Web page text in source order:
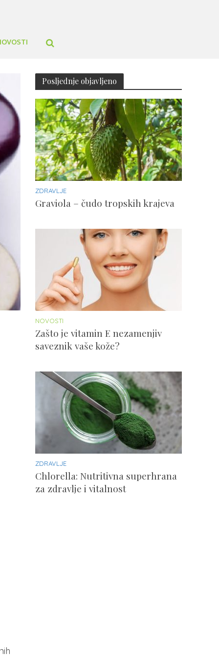
Posljednje objavljeno
ZDRAVLJE
Graviola – čudo tropskih krajeva
NOVOSTI
Zašto je vitamin E nezamenjiv
saveznik vaše kože?
ZDRAVLJE
Chlorella: Nutritivna superhrana
za zdravlje i vitalnost